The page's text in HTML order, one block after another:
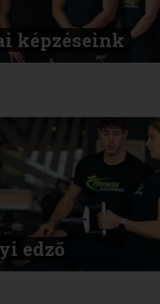
képzéseink
edző